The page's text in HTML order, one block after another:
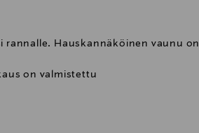
Hauskannäköinen vaunu on
on valmistettu